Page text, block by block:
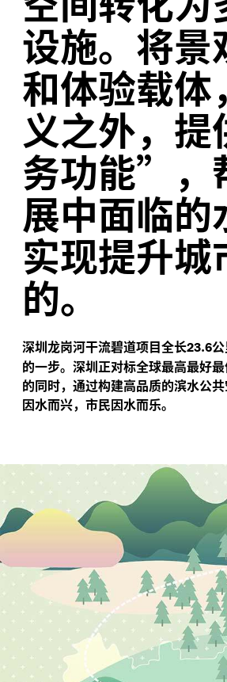
设施。将
和体验载体
义之外，
务功能”，
展中面临的
实现提升城
的。
深圳龙岗河干流碧道项目全长23.6
的一步。深圳正对标全球最高最好
的同时，通过构建高品质的滨水公
因水而兴，市民因水而乐。